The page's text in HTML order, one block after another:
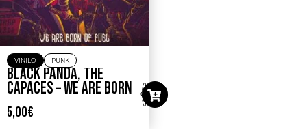
VINILO PUNK
BLACK PANDA, THE
CAPACES – WE ARE BORN
OF FUEL
5,00€